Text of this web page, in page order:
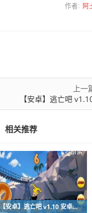
作者: 阿
上一
【安卓】逃亡吧
相关推荐
【安卓】逃亡吧 v1.10 安卓免费版下载